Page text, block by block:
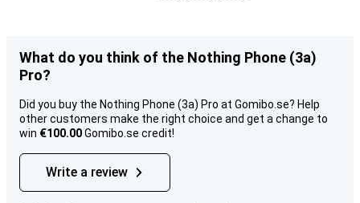
What do you think of the Nothing Phone (3a)
Pro?
Did you buy the Nothing Phone (3a) Pro at Gomibo.se? Help
other customers make the right choice and get a change to
win €100.00Gomibo.se credit!
Write a review